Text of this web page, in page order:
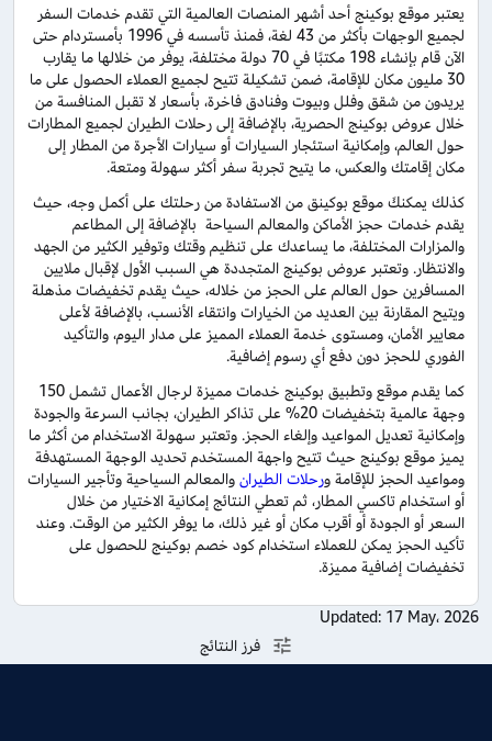
يعتبر موقع بوكينج أحد أشهر المنصات العالمية التي تقدم خدمات السفر
لجميع الوجهات بأكثر من 43 لغة، فمنذ تأسسه في 1996 بأمستردام حتى
الآن قام بإنشاء 198 مكتبًا في 70 دولة مختلفة، يوفر من خلالها ما يقارب
30 مليون مكان للإقامة، ضمن تشكيلة تتيح لجميع العملاء الحصول على ما
يريدون من شقق وفلل وبيوت وفنادق فاخرة، بأسعار لا تقبل المنافسة من
خلال عروض بوكينج الحصرية، بالإضافة إلى رحلات الطيران لجميع المطارات
حول العالم، وإمكانية استئجار السيارات أو سيارات الأجرة من المطار إلى
مكان إقامتك والعكس، ما يتيح تجربة سفر أكثر سهولة ومتعة.
كذلك يمكنكَ موقع بوكينق من الاستفادة من رحلتك على أكمل وجه، حيث
يقدم خدمات حجز الأماكن والمعالم السياحة بالإضافة إلى المطاعم
والمزارات المختلفة، ما يساعدك على تنظيم وقتك وتوفير الكثير من الجهد
والانتظار. وتعتبر عروض بوكينج المتجددة هي السبب الأول لإقبال ملايين
المسافرين حول العالم على الحجز من خلاله، حيث يقدم تخفيضات مذهلة
ويتيح المقارنة بين العديد من الخيارات وانتقاء الأنسب، بالإضافة لأعلى
معايير الأمان، ومستوى خدمة العملاء المميز على مدار اليوم، والتأكيد
الفوري للحجز دون دفع أي رسوم إضافية.
كما يقدم موقع وتطبيق بوكينج خدمات مميزة لرجال الأعمال تشمل 150
وجهة عالمية بتخفيضات 20% على تذاكر الطيران، بجانب السرعة والجودة
وإمكانية تعديل المواعيد وإلغاء الحجز. وتعتبر سهولة الاستخدام من أكثر ما
يميز موقع بوكينج حيث تتيح واجهة المستخدم تحديد الوجهة المستهدفة
ومواعيد الحجز للإقامة ورحلات الطيرانوالمعالم السياحية وتأجير السيارات
أو استخدام تاكسي المطار، ثم تعطي النتائج إمكانية الاختيار من خلال
السعر أو الجودة أو أقرب مكان أو غير ذلك، ما يوفر الكثير من الوقت. وعند
تأكيد الحجز يمكن للعملاء استخدام كود خصم بوكينج للحصول على
تخفيضات إضافية مميزة.
Updated: 17 May، 2026
فرز النتائج